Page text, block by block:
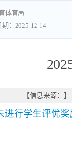
体育局
2025-12-14
【信息来源： 】
进行学生评优